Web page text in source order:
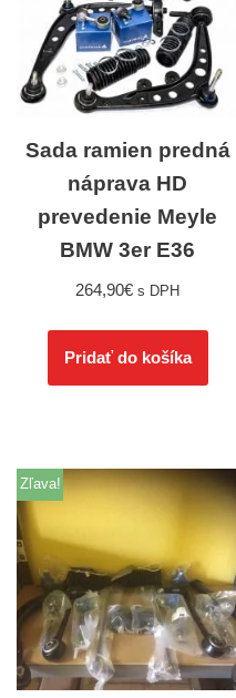
Sada ramien predná
náprava HD
prevedenie Meyle
BMW 3er E36
264,90€ s DPH
Pridať do košíka
Zľava!